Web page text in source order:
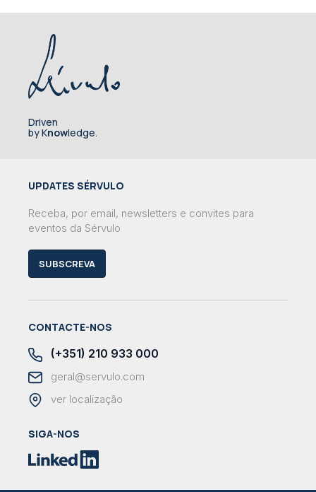
Driven
by Knowledge.
UPDATES SÉRVULO
Receba, por email, newsletters e convites para
eventos da Sérvulo
SUBSCREVA
CONTACTE-NOS
(+351) 210 933 000
geral@servulo.com
ver localização
SIGA-NOS